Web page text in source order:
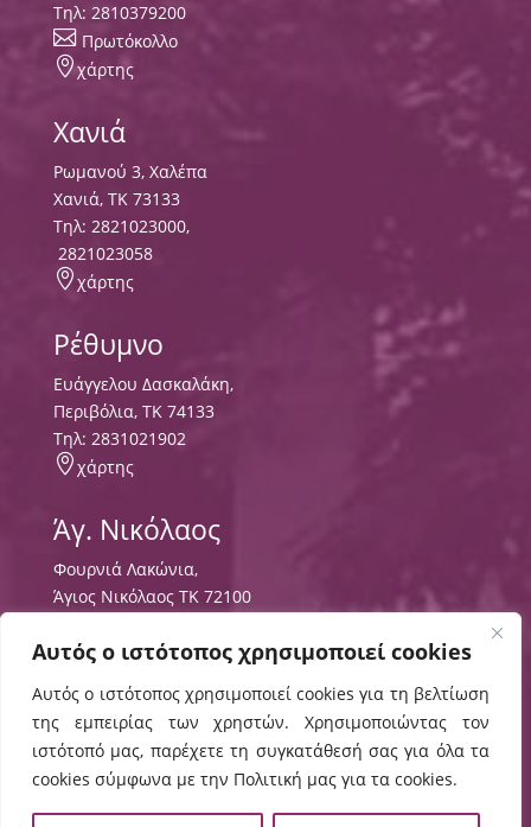
Αυτός ο ιστότοπος χρησιμοποιεί cookies
Αυτός ο ιστότοπος χρησιμοποιεί cookies για τη βελτίωση
της εμπειρίας των χρηστών. Χρησιμοποιώντας τον
ιστότοπό μας, παρέχετε τη συγκατάθεσή σας για όλα τα
cookies σύμφωνα με την Πολιτική μας για τα cookies.
Τηλ: 2810379200
 Πρωτόκολλο
χάρτης
Χανιά
Ρωμανού 3, Χαλέπα
Χανιά, ΤΚ 73133
Τηλ: 2821023000,
2821023058
χάρτης
Ρέθυμνο
Ευάγγελου Δασκαλάκη,
Περιβόλια, ΤΚ 74133
Tηλ: 2831021902
χάρτης
Άγ. Νικόλαος
Φουρνιά Λακώνια,
Άγιος Νικόλαος ΤΚ 72100
2841091102
Σητεία
Περιοχή Τρυπητός
ΤΘ 8556 ΤΚ 72300,